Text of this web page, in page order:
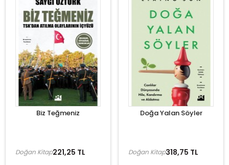
Biz Teğmeniz
221,25 TL
Doğan Kitap
Doğa Yalan Söyler
318,75 TL
Doğan Kitap